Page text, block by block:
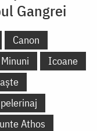
Gangrei
Canon
Minuni
Icoane
Athos